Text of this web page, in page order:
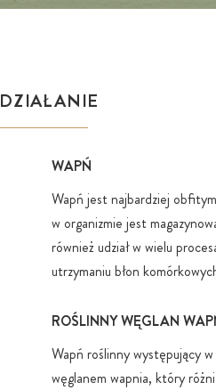
DZIAŁANIE
WAPŃ
Wapń jest najbardziej
w organizmie jest
również udział w wielu
utrzymaniu błon
ROŚLINNY WĘGLAN
Wapń roślinny występujący
węglanem wapnia, który